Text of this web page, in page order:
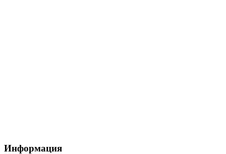
Информация